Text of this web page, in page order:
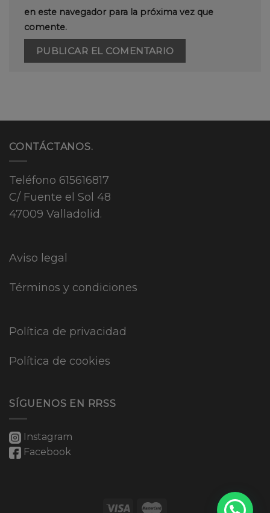
en este navegador para la próxima vez que
comente.
CONTÁCTANOS.
Teléfono 615616817
C/ Fuente el Sol 48
47009 Valladolid.
Aviso legal
Términos y condiciones
Política de privacidad
Política de cookies
SÍGUENOS EN RRSS
Instagram
Facebook